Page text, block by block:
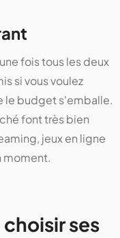
fois tous les deux
si vous voulez
le budget s'emballe.
font très bien
jeux en ligne
moment.
ses